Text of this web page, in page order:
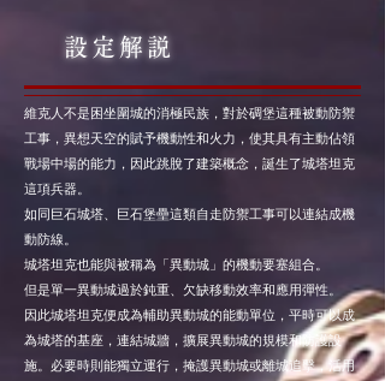
設定解説
維克人不是困坐圍城的消極民族，對於碉堡這種被動防禦
工事，異想天空的賦予機動性和火力，使其具有主動佔領
戰場中場的能力，因此跳脫了建築概念，誕生了城塔坦克
這項兵器。
如同巨石城塔、巨石堡壘這類自走防禦工事可以連結成機
動防線。
城塔坦克也能與被稱為「異動城」的機動要塞組合。
但是單一異動城過於鈍重、欠缺移動效率和應用彈性。
因此城塔坦克便成為輔助異動城的能動單位，平時可以成
為城塔的基座，連結城牆，擴展異動城的規模和防護設
施。必要時則能獨立運行，掩護異動城或離城追擊，活用